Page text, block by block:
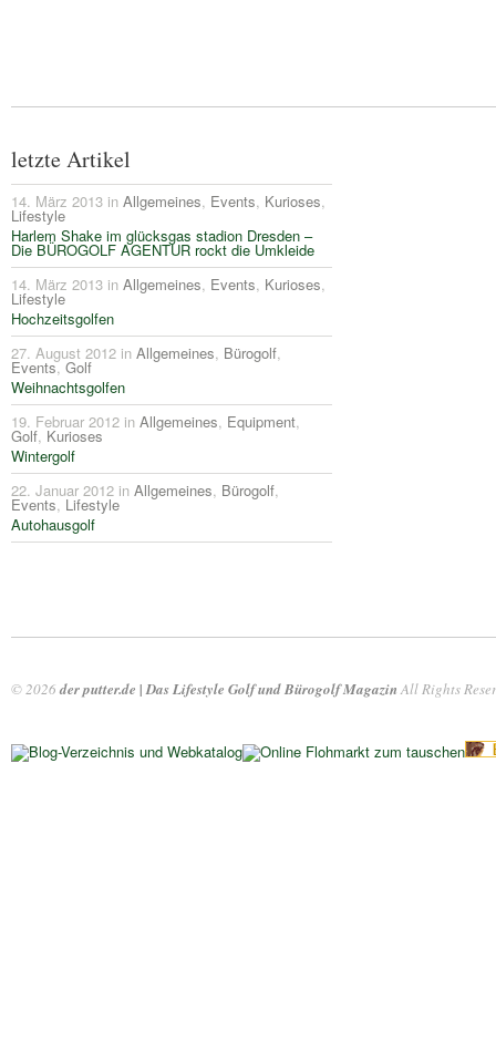
letzte Artikel
14. März 2013 in Allgemeines, Events, Kurioses,
Lifestyle
Harlem Shake im glücksgas stadion Dresden –
Die BÜROGOLF AGENTUR rockt die Umkleide
14. März 2013 in Allgemeines, Events, Kurioses,
Lifestyle
Hochzeitsgolfen
27. August 2012 in Allgemeines, Bürogolf,
Events, Golf
Weihnachtsgolfen
19. Februar 2012 in Allgemeines, Equipment,
Golf, Kurioses
Wintergolf
22. Januar 2012 in Allgemeines, Bürogolf,
Events, Lifestyle
Autohausgolf
© 2026der putter.de | Das Lifestyle Golf und Bürogolf Magazin All Rights